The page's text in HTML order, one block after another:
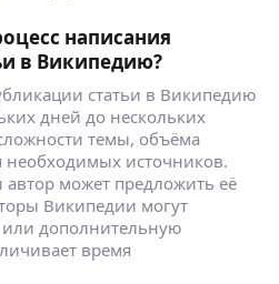
написания
в Википедию?
статьи в Википедию
дней до нескольких
темы, объёма
источников.
автор может предложить её
Википедии могут
или дополнительную
время